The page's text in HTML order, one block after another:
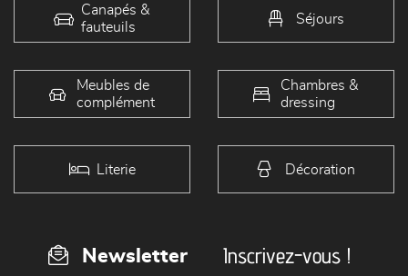
Canapés &
fauteuils
Séjours
Meubles de
complément
Chambres &
dressing
Literie Décoration
Newsletter Inscrivez-vous !